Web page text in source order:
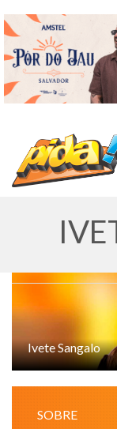
Ivete Sangalo
SOBRE